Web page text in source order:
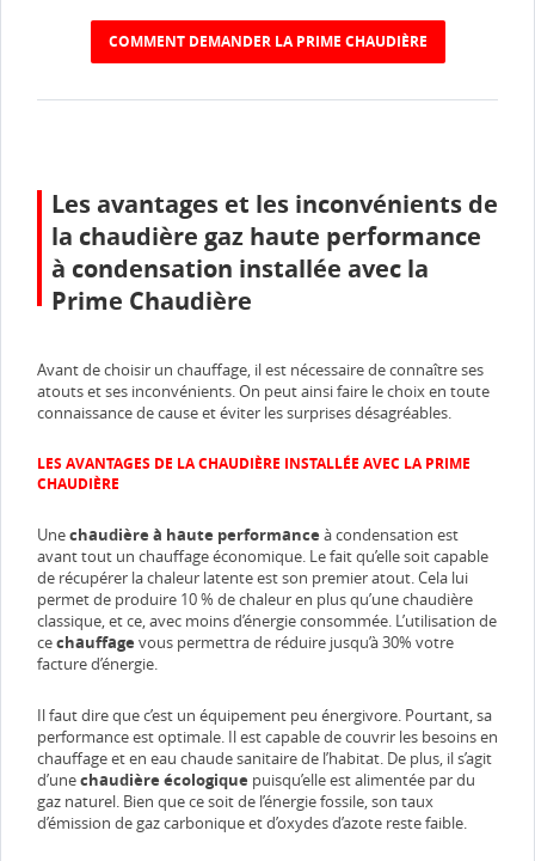
COMMENT DEMANDER LA PRIME CHAUDIÈRE
Les avantages et les inconvénients de
la chaudière gaz haute performance
à condensation installée avec la
Prime Chaudière
Avant de choisir un chauffage, il est nécessaire de connaître ses
atouts et ses inconvénients. On peut ainsi faire le choix en toute
connaissance de cause et éviter les surprises désagréables.
LES AVANTAGES DE LA CHAUDIÈRE INSTALLÉE AVEC LA PRIME
CHAUDIÈRE
Unechaudière à haute performance à condensation est
avant tout un chauffage économique. Le fait qu’elle soit capable
de récupérer la chaleur latente est son premier atout. Cela lui
permet de produire 10 % de chaleur en plus qu’une chaudière
classique, et ce, avec moins d’énergie consommée. L’utilisation de
cechauffage vous permettra de réduire jusqu’à 30% votre
facture d’énergie.
Il faut dire que c’est un équipement peu énergivore. Pourtant, sa
performance est optimale. Il est capable de couvrir les besoins en
chauffage et en eau chaude sanitaire de l’habitat. De plus, il s’agit
d’unechaudière écologique puisqu’elle est alimentée par du
gaz naturel. Bien que ce soit de l’énergie fossile, son taux
d’émission de gaz carbonique et d’oxydes d’azote reste faible.